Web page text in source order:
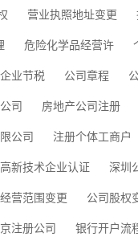
营业执照地址变更
危险化学品经营许
企业节税 公司章程
司 房地产公司注册
公司 注册个体工商户
高新技术企业认证 深圳
营范围变更 公司股权
注册公司 银行开户流